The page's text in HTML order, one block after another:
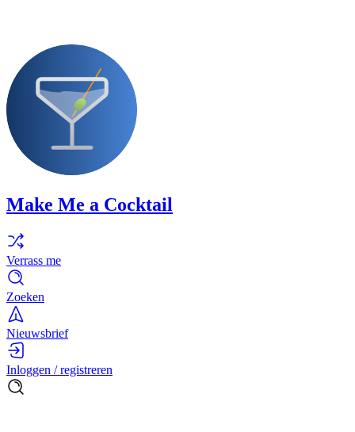
Make Me a Cocktail
Verrass me
Zoeken
Nieuwsbrief
Inloggen / registreren